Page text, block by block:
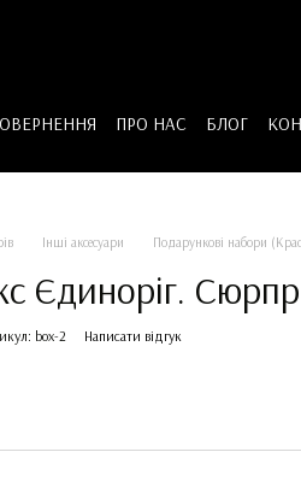
ПРО НАС БЛОГ
Інші аксесуари Подарункові набори
Єдиноріг.
box-2 Написати відгук